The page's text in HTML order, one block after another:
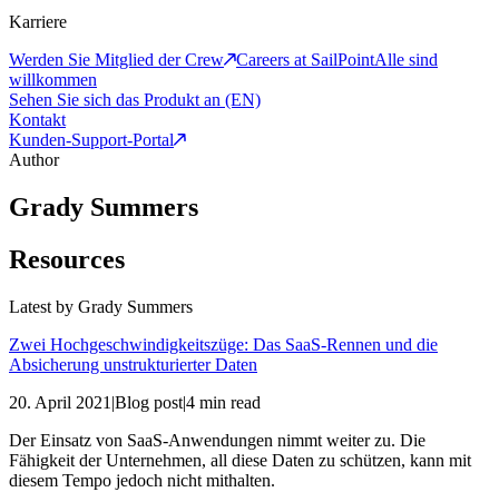
Karriere
Werden Sie Mitglied der Crew
Careers at SailPointAlle sind
willkommen
Sehen Sie sich das Produkt an (EN)
Kontakt
Kunden-Support-Portal
Author
Grady Summers
Resources
Latest by Grady Summers
Zwei Hochgeschwindigkeitszüge: Das SaaS-Rennen und die
Absicherung unstrukturierter Daten
20. April 2021 |Blog post|4 min read
Der Einsatz von SaaS-Anwendungen nimmt weiter zu. Die
Fähigkeit der Unternehmen, all diese Daten zu schützen, kann mit
diesem Tempo jedoch nicht mithalten.